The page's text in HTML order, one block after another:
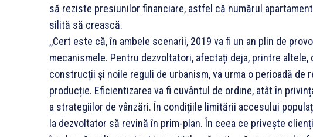
să reziste presiunilor financiare, astfel că numărul
silită să crească.
,,Cert este că, în ambele scenarii, 2019 va fi un an plin de
mecanismele. Pentru dezvoltatori, afectați deja, printre
construcții și noile reguli de urbanism, va urma o perioadă
producție. Eficientizarea va fi cuvântul de ordine, atât în
a strategiilor de vânzări. În condițiile limitării accesului
la dezvoltator să revină în prim-plan. În ceea ce privește